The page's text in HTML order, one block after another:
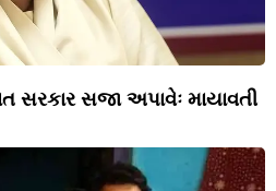
સરકાર સજા અપાવેઃ માયાવતી